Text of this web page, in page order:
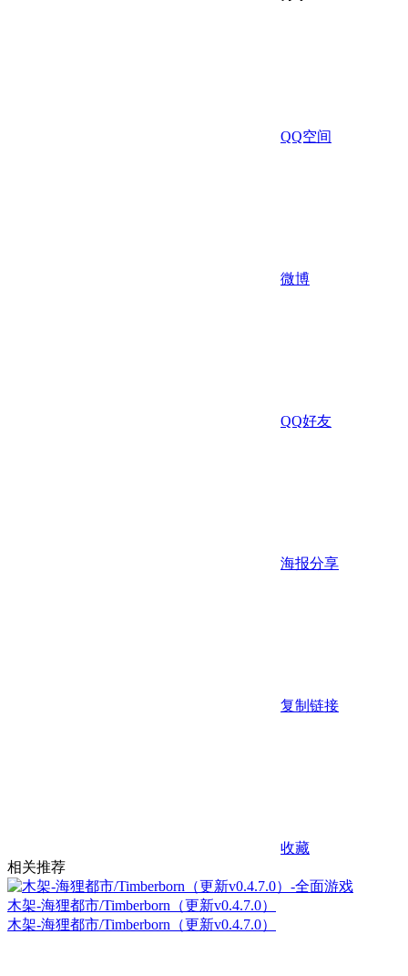
QQ空间
微博
QQ好友
海报分享
复制链接
收藏
相关推荐
木架-海狸都市/Timberborn（更新v0.4.7.0）
木架-海狸都市/Timberborn（更新v0.4.7.0）